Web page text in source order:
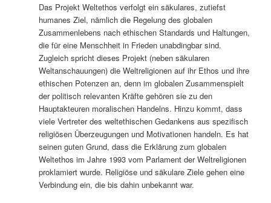
Das Projekt Weltethos verfolgt ein säkulares, zutiefst
humanes Ziel, nämlich die Regelung des globalen
Zusammenlebens nach ethischen Standards und Haltungen,
die für eine Menschheit in Frieden unabdingbar sind.
Zugleich spricht dieses Projekt (neben säkularen
Weltanschauungen) die Weltreligionen auf ihr Ethos und ihre
ethischen Potenzen an, denn im globalen Zusammenspielt
der politisch relevanten Kräfte gehören sie zu den
Hauptakteuren moralischen Handelns. Hinzu kommt, dass
viele Vertreter des weltethischen Gedankens aus spezifisch
religiösen Überzeugungen und Motivationen handeln. Es hat
seinen guten Grund, dass die Erklärung zum globalen
Weltethos im Jahre 1993 vom Parlament der Weltreligionen
proklamiert wurde. Religiöse und säkulare Ziele gehen eine
Verbindung ein, die bis dahin unbekannt war.